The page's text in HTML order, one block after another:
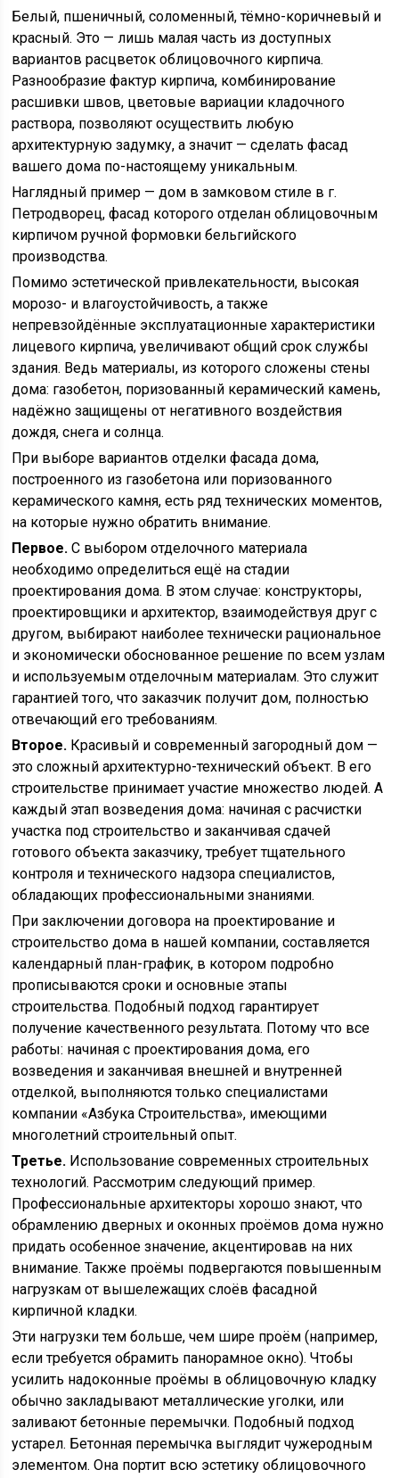
Белый, пшеничный, соломенный, тёмно-коричневый и
красный. Это — лишь малая часть из доступных
вариантов расцветок облицовочного кирпича.
Разнообразие фактур кирпича, комбинирование
расшивки швов, цветовые вариации кладочного
раствора, позволяют осуществить любую
архитектурную задумку, а значит — сделать фасад
вашего дома по-настоящему уникальным.
Наглядный пример — дом в замковом стиле в г.
Петродворец, фасад которого отделан облицовочным
кирпичом ручной формовки бельгийского
производства.
Помимо эстетической привлекательности, высокая
морозо- и влагоустойчивость, а также
непревзойдённые эксплуатационные характеристики
лицевого кирпича, увеличивают общий срок службы
здания. Ведь материалы, из которого сложены стены
дома: газобетон, поризованный керамический камень,
надёжно защищены от негативного воздействия
дождя, снега и солнца.
При выборе вариантов отделки фасада дома,
построенного из газобетона или поризованного
керамического камня, есть ряд технических моментов,
на которые нужно обратить внимание.
Первое. С выбором отделочного материала
необходимо определиться ещё на стадии
проектирования дома. В этом случае: конструкторы,
проектировщики и архитектор, взаимодействуя друг с
другом, выбирают наиболее технически рациональное
и экономически обоснованное решение по всем узлам
и используемым отделочным материалам. Это служит
гарантией того, что заказчик получит дом, полностью
отвечающий его требованиям.
Второе. Красивый и современный загородный дом —
это сложный архитектурно-технический объект. В его
строительстве принимает участие множество людей. А
каждый этап возведения дома: начиная с расчистки
участка под строительство и заканчивая сдачей
готового объекта заказчику, требует тщательного
контроля и технического надзора специалистов,
обладающих профессиональными знаниями.
При заключении договора на проектирование и
строительство дома в нашей компании, составляется
календарный план-график, в котором подробно
прописываются сроки и основные этапы
строительства. Подобный подход гарантирует
получение качественного результата. Потому что все
работы: начиная с проектирования дома, его
возведения и заканчивая внешней и внутренней
отделкой, выполняются только специалистами
компании «Азбука Строительства», имеющими
многолетний строительный опыт.
Третье. Использование современных строительных
технологий. Рассмотрим следующий пример.
Профессиональные архитекторы хорошо знают, что
обрамлению дверных и оконных проёмов дома нужно
придать особенное значение, акцентировав на них
внимание. Также проёмы подвергаются повышенным
нагрузкам от вышележащих слоёв фасадной
кирпичной кладки.
Эти нагрузки тем больше, чем шире проём (например,
если требуется обрамить панорамное окно). Чтобы
усилить надоконные проёмы в облицовочную кладку
обычно закладывают металлические уголки, или
заливают бетонные перемычки. Подобный подход
устарел. Бетонная перемычка выглядит чужеродным
элементом. Она портит всю эстетику облицовочного